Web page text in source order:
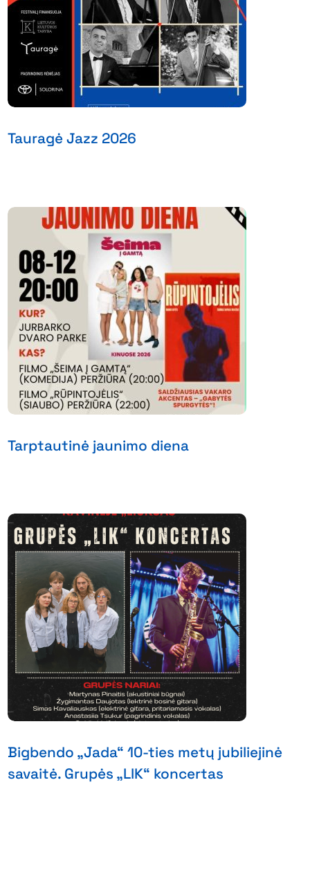
Tauragė Jazz 2026
Tarptautinė jaunimo diena
Bigbendo „Jada“ 10-ties metų jubiliejinė
savaitė. Grupės „LIK“ koncertas